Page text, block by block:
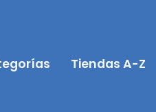
Tiendas A-Z